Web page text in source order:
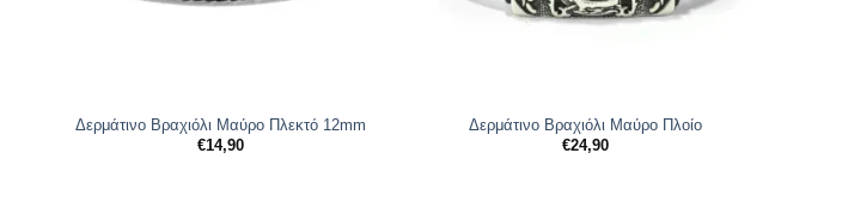
Δερμάτινο Βραχιόλι Μαύρο Πλεκτό 12mm
€14,90
Δερμάτινο Βραχιόλι Μαύρο Πλοίο
€24,90